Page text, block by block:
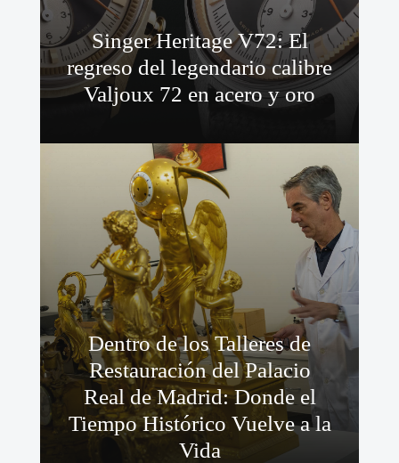
Singer Heritage V72: El
regreso del legendario calibre
Valjoux 72 en acero y oro
Dentro de los Talleres de
Restauración del Palacio
Real de Madrid: Donde el
Tiempo Histórico Vuelve a la
Vida